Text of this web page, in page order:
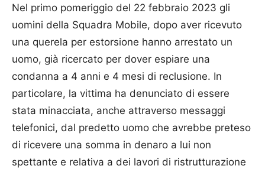
Nel primo pomeriggio del 22 febbraio 2023 gli
uomini della Squadra Mobile, dopo aver ricevuto
una querela per estorsione hanno arrestato un
uomo, già ricercato per dover espiare una
condanna a 4 anni e 4 mesi di reclusione. In
particolare, la vittima ha denunciato di essere
stata minacciata, anche attraverso messaggi
telefonici, dal predetto uomo che avrebbe preteso
di ricevere una somma in denaro a lui non
spettante e relativa a dei lavori di ristrutturazione